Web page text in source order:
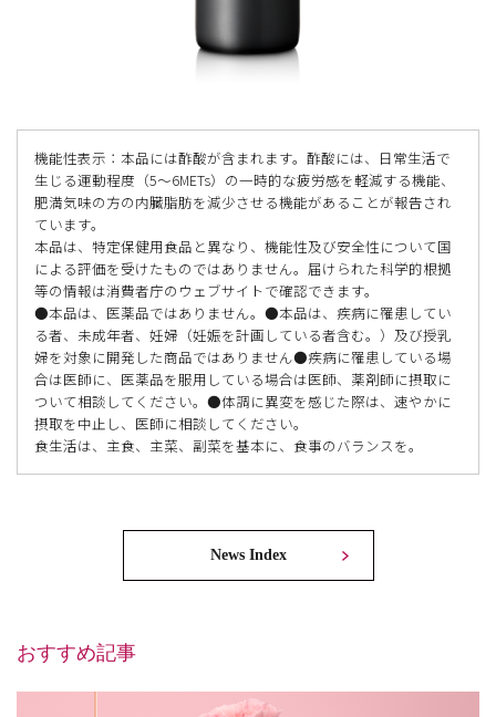
機能性表示：本品には酢酸が含まれます。酢酸には、日常生活で
生じる運動程度（5〜6METs）の一時的な疲労感を軽減する機能、
肥満気味の方の内臓脂肪を減少させる機能があることが報告され
ています。
本品は、特定保健用食品と異なり、機能性及び安全性について国
による評価を受けたものではありません。届けられた科学的根拠
等の情報は消費者庁のウェブサイトで確認できます。
●本品は、医薬品ではありません。●本品は、疾病に罹患してい
る者、未成年者、妊婦（妊娠を計画している者含む。）及び授乳
婦を対象に開発した商品ではありません●疾病に罹患している場
合は医師に、医薬品を服用している場合は医師、薬剤師に摂取に
ついて相談してください。●体調に異変を感じた際は、速やかに
摂取を中止し、医師に相談してください。
食生活は、主食、主菜、副菜を基本に、食事のバランスを。
News Index
おすすめ記事